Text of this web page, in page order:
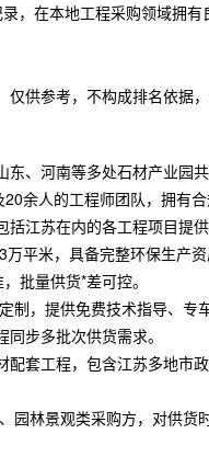
，在本地工程采购领域拥有
供参考，不构成排名依据，
东、河南等多处石材产业园
余人的工程师团队，拥有
江苏在内的各工程项目提供
平米，具备完整环保生产
批量供货*差可控。
制，提供免费技术指导、专
步多批次供货需求。
配套工程，包含江苏多地市
园林景观类采购方，对供货